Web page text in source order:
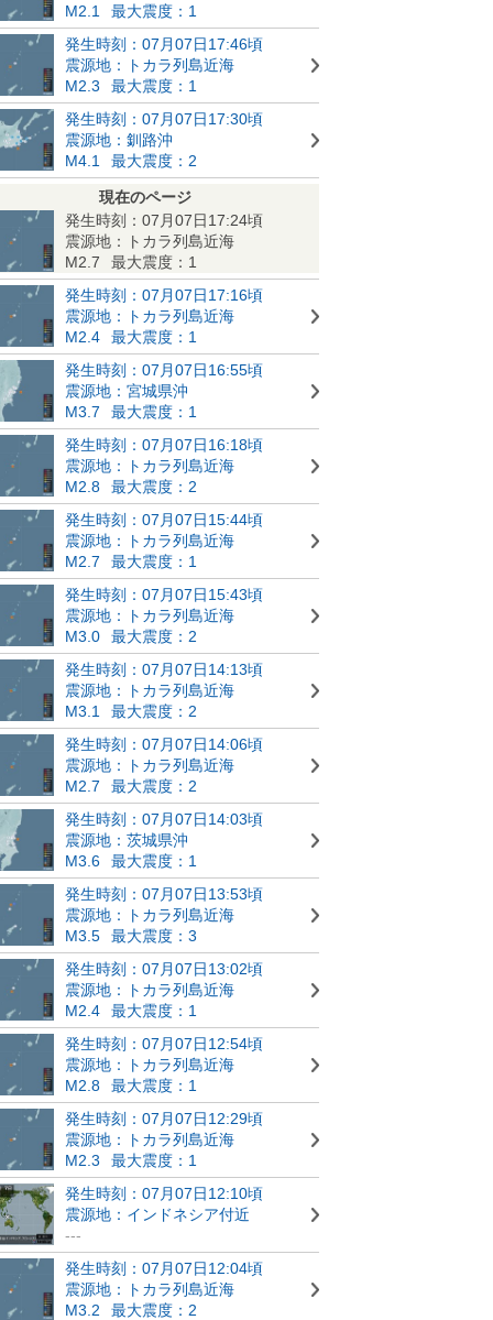
M2.1
最大震度：1
発生時刻：07月07日17:46頃
震源地：トカラ列島近海
M2.3
最大震度：1
発生時刻：07月07日17:30頃
震源地：釧路沖
M4.1
最大震度：2
現在のページ
発生時刻：07月07日17:24頃
震源地：トカラ列島近海
M2.7
最大震度：1
発生時刻：07月07日17:16頃
震源地：トカラ列島近海
M2.4
最大震度：1
発生時刻：07月07日16:55頃
震源地：宮城県沖
M3.7
最大震度：1
発生時刻：07月07日16:18頃
震源地：トカラ列島近海
M2.8
最大震度：2
発生時刻：07月07日15:44頃
震源地：トカラ列島近海
M2.7
最大震度：1
発生時刻：07月07日15:43頃
震源地：トカラ列島近海
M3.0
最大震度：2
発生時刻：07月07日14:13頃
震源地：トカラ列島近海
M3.1
最大震度：2
発生時刻：07月07日14:06頃
震源地：トカラ列島近海
M2.7
最大震度：2
発生時刻：07月07日14:03頃
震源地：茨城県沖
M3.6
最大震度：1
発生時刻：07月07日13:53頃
震源地：トカラ列島近海
M3.5
最大震度：3
発生時刻：07月07日13:02頃
震源地：トカラ列島近海
M2.4
最大震度：1
発生時刻：07月07日12:54頃
震源地：トカラ列島近海
M2.8
最大震度：1
発生時刻：07月07日12:29頃
震源地：トカラ列島近海
M2.3
最大震度：1
発生時刻：07月07日12:10頃
震源地：インドネシア付近
---
発生時刻：07月07日12:04頃
震源地：トカラ列島近海
M3.2
最大震度：2